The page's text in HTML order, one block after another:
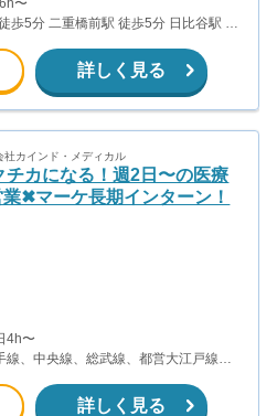
〜
歩5分 二重橋前駅 徒歩5分 日比谷駅 徒
詳しく見る
社カインド・メディカル
チカになる！週2日〜の医療
✖︎マーケ長期インターン！
4h〜
、中央線、総武線、都営大江戸線）
詳しく見る